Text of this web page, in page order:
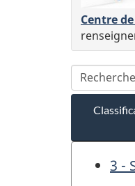
Centre
3 -